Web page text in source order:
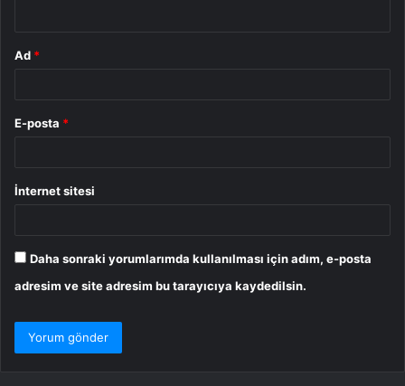
Ad *
E-posta *
İnternet sitesi
Daha sonraki yorumlarımda kullanılması için adım, e-posta
adresim ve site adresim bu tarayıcıya kaydedilsin.